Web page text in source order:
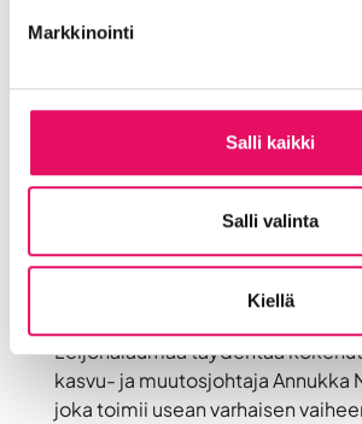
Markkinointi
Salli kaikki
Salli valinta
Kiellä
Leijonalaumaa täydentää
kasvu- ja muutosjohtajaAnnukka
joka toimii usean varhaisen